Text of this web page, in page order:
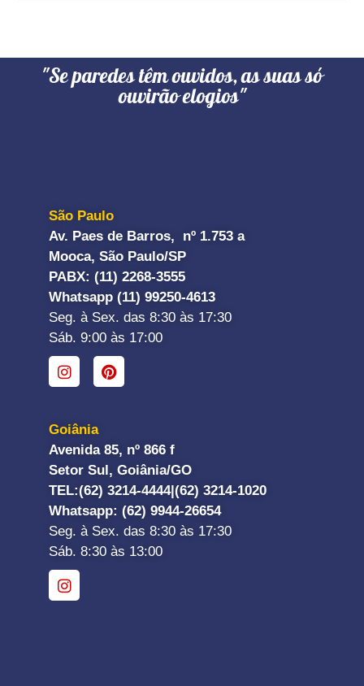
"Se paredes têm ouvidos, as suas só
ouvirão elogios"
São Paulo
Av. Paes de Barros, nº 1.753 a
Mooca, São Paulo/SP
PABX: (11) 2268-3555
Whatsapp (11) 99250-4613
Seg. à Sex. das 8:30 às 17:30
Sáb. 9:00 às 17:00
Goiânia
Avenida 85, nº 866 f
Setor Sul, Goiânia/GO
TEL:(62) 3214-4444| (62) 3214-1020
Whatsapp: (62) 9944-26654
Seg. à Sex. das 8:30 às 17:30
Sáb. 8:30 às 13:00